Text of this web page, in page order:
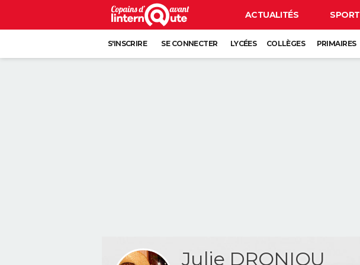
ACTUALITÉS SPORT
S'INSCRIRE SE CONNECTER LYCÉES COLLÈGES PRIMAIRES
Julie DRONIOU